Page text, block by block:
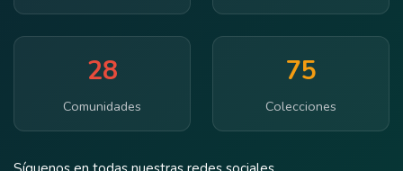
28
Comunidades
75
Colecciones